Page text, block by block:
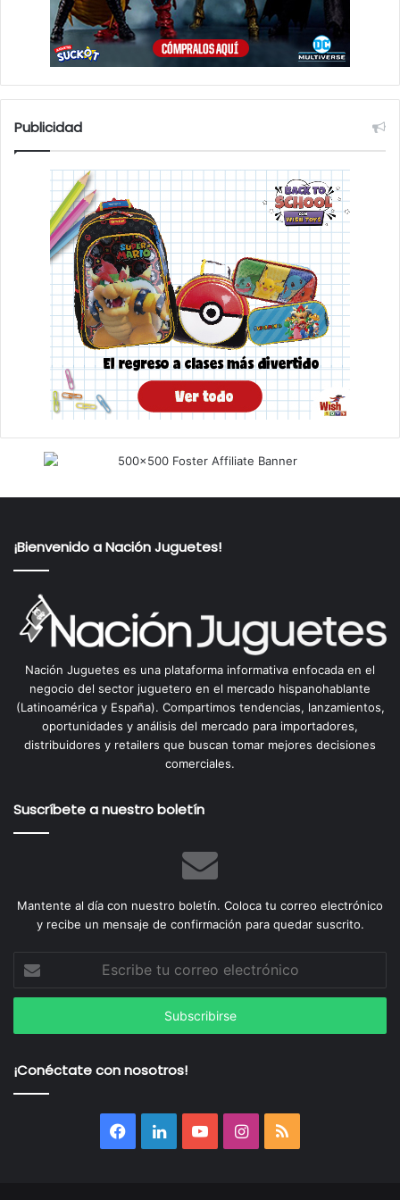
Publicidad
¡Bienvenido a Nación Juguetes!
Nación Juguetes es una plataforma informativa enfocada en el
negocio del sector juguetero en el mercado hispanohablante
(Latinoamérica y España). Compartimos tendencias, lanzamientos,
oportunidades y análisis del mercado para importadores,
distribuidores y retailers que buscan tomar mejores decisiones
comerciales.
Suscríbete a nuestro boletín
Mantente al día con nuestro boletín. Coloca tu correo electrónico
y recibe un mensaje de confirmación para quedar suscrito.
Escribe
tu
correo
¡Conéctate con nosotros!
Facebook
LinkedInYouTubeInstagram